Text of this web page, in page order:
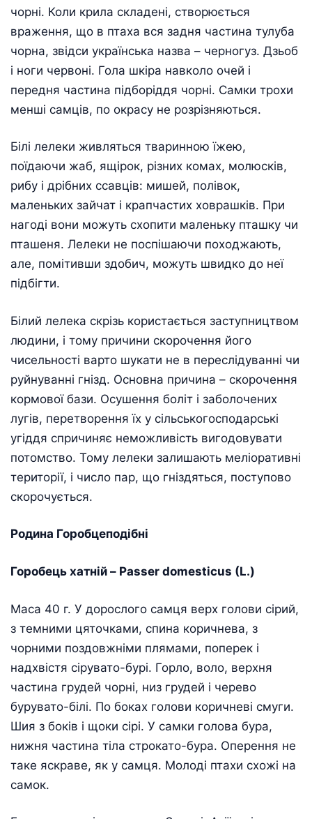
чорні. Коли крила складені, створюється
враження, що в птаха вся задня частина тулуба
чорна, звідси українська назва – черногуз. Дзьоб
і ноги червоні. Гола шкіра навколо очей і
передня частина підборіддя чорні. Самки трохи
менші самців, по окрасу не розрізняються.
Білі лелеки живляться тваринною їжею,
поїдаючи жаб, ящірок, різних комах, молюсків,
рибу і дрібних ссавців: мишей, полівок,
маленьких зайчат і крапчастих ховрашків. При
нагоді вони можуть схопити маленьку пташку чи
пташеня. Лелеки не поспішаючи походжають,
але, помітивши здобич, можуть швидко до неї
підбігти.
Білий лелека скрізь користається заступництвом
людини, і тому причини скорочення його
чисельності варто шукати не в переслідуванні чи
руйнуванні гнізд. Основна причина – скорочення
кормової бази. Осушення боліт і заболочених
лугів, перетворення їх у сільськогосподарські
угіддя спричиняє неможливість вигодовувати
потомство. Тому лелеки залишають меліоративні
території, і число пар, що гніздяться, поступово
скорочується.
Родина Горобцеподібні
Горобець хатній – Passer domesticus (L.)
Маса 40 г. У дорослого самця верх голови сірий,
з темними цяточками, спина коричнева, з
чорними поздовжніми плямами, поперек і
надхвістя сірувато-бурі. Горло, воло, верхня
частина грудей чорні, низ грудей і черево
бурувато-білі. По боках голови коричневі смуги.
Шия з боків і щоки сірі. У самки голова бура,
нижня частина тіла строкато-бура. Оперення не
таке яскраве, як у самця. Молоді птахи схожі на
самок.